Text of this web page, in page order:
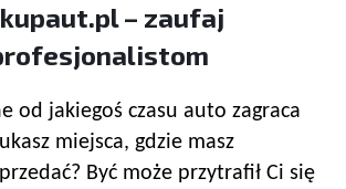
– zaufaj
od jakiegoś czasu auto zagraca
miejsca, gdzie masz
Być może przytrafił Ci się